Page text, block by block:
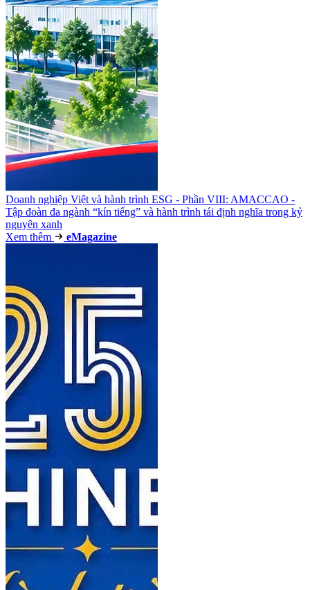
Doanh nghiệp Việt và hành trình ESG - Phần VIII: AMACCAO -
Tập đoàn đa ngành “kín tiếng” và hành trình tái định nghĩa trong kỷ
nguyên xanh
Xem thêm
eMagazine